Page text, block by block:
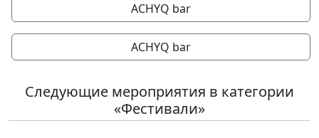
ACHYQ bar
ACHYQ bar
Следующие мероприятия в категории
«Фестивали»